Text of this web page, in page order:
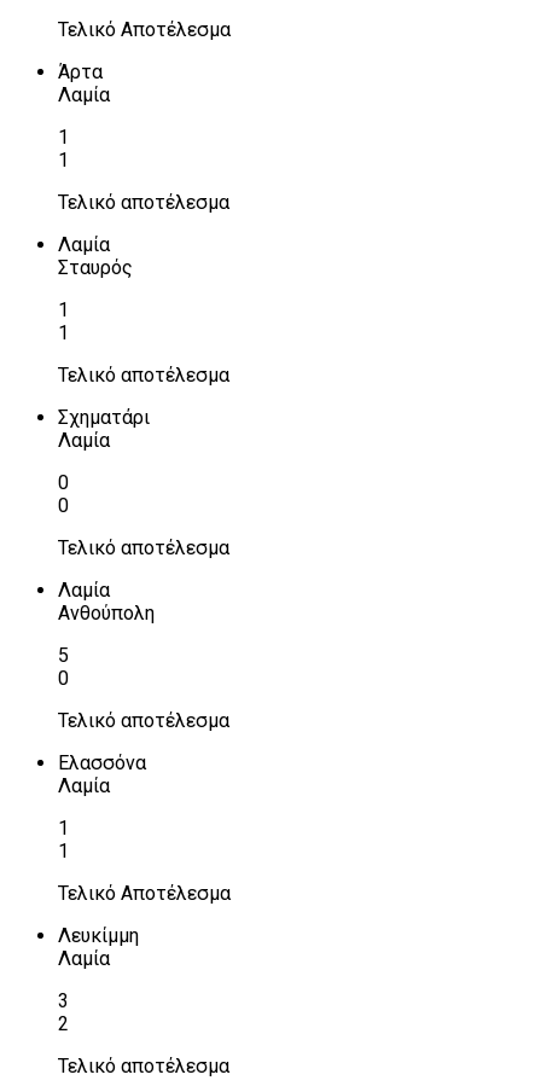
Τελικό Αποτέλεσμα
Άρτα
Λαμία
1
1
Τελικό αποτέλεσμα
Λαμία
Σταυρός
1
1
Τελικό αποτέλεσμα
Σχηματάρι
Λαμία
0
0
Τελικό αποτέλεσμα
Λαμία
Ανθούπολη
5
0
Τελικό αποτέλεσμα
Ελασσόνα
Λαμία
1
1
Τελικό Αποτέλεσμα
Λευκίμμη
Λαμία
3
2
Τελικό αποτέλεσμα